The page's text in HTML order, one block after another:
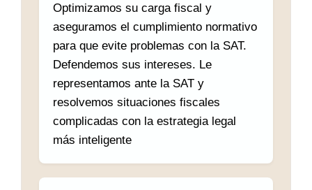
Optimizamos su carga fiscal y
aseguramos el cumplimiento normativo
para que evite problemas con la SAT.
Defendemos sus intereses. Le
representamos ante la SAT y
resolvemos situaciones fiscales
complicadas con la estrategia legal
más inteligente